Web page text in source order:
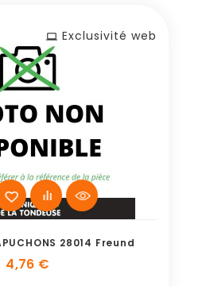
Exclusivité web
28014 Freund
4,76 €